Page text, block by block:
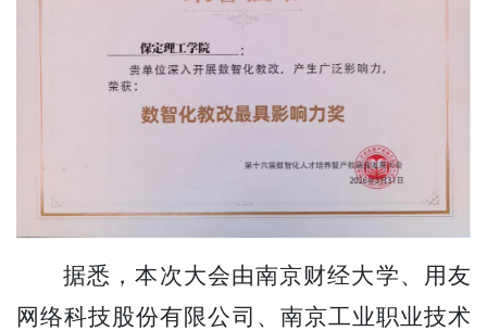
据悉，本次大会由南京财经大学、用友
网络科技股份有限公司、南京工业职业技术